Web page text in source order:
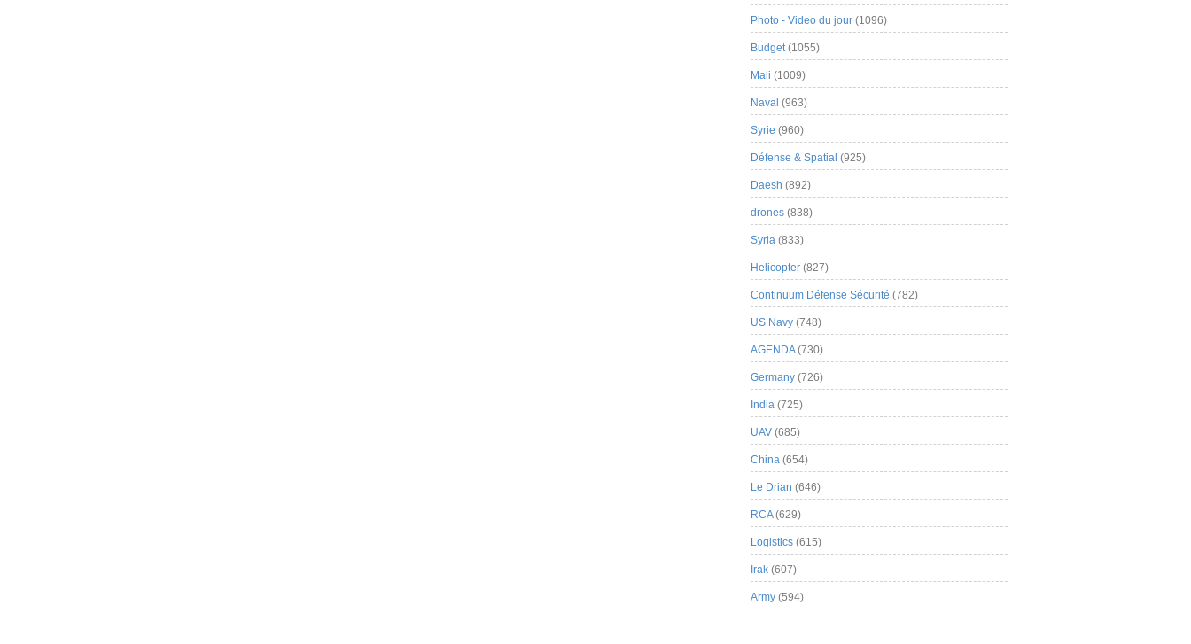
Photo - Video du jour (1096)
Budget(1055)
Mali (1009)
Naval (963)
Syrie (960)
Défense & Spatial (925)
Daesh (892)
drones (838)
Syria (833)
Helicopter (827)
Continuum Défense Sécurité (782)
US Navy (748)
AGENDA(730)
Germany (726)
India (725)
UAV (685)
China (654)
Le Drian (646)
RCA(629)
Logistics (615)
Irak (607)
Army (594)